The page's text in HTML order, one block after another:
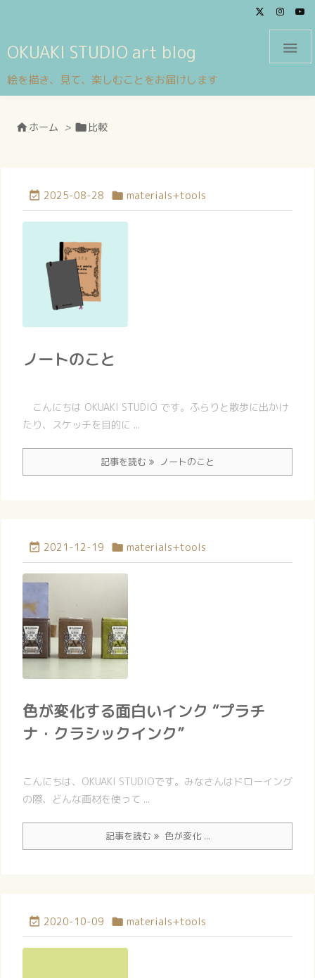
OKUAKI STUDIO art blog
絵を描き、見て、楽しむことをお届けします

ホーム >  比較
 2025-08-28  materials+tools
ノートのこと
こんにちは OKUAKI STUDIO です。ふらりと散歩に出かけ
たり、スケッチを目的に ...
記事を読む ノートのこと
 2021-12-19  materials+tools
色が変化する面白いインク “プラチ
ナ・クラシックインク”
こんにちは、OKUAKI STUDIOです。みなさんはドローイング
の際、どんな画材を使って ...
記事を読む 色が変化 ...
 2020-10-09  materials+tools